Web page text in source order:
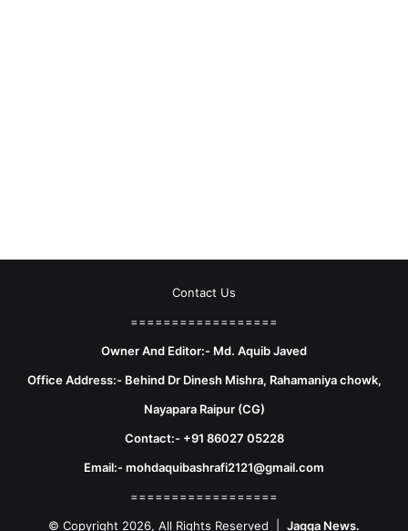
Contact Us
==================
Owner And Editor:- Md. Aquib Javed
Office Address:- Behind Dr Dinesh Mishra, Rahamaniya chowk,
Nayapara Raipur (CG)
Contact:- +91 86027 05228
Email:- mohdaquibashrafi2121@gmail.com
==================
© Copyright 2026, All Rights Reserved | Jagga News.